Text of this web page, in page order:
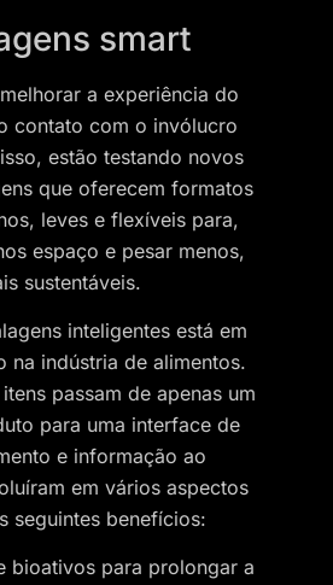
smart
a experiência do
contato com o invólucro
estão testando novos
que oferecem formatos
leves e flexíveis para,
espaço e pesar menos,
sustentáveis.
inteligentes está em
na indústria de alimentos.
passam de apenas um
para uma interface de
e informação ao
em vários aspectos
seguintes benefícios:
bioativos para prolongar a